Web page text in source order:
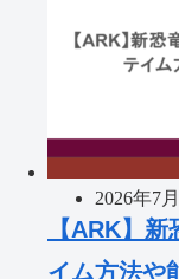
2026年7
【ARK】
イム方法や